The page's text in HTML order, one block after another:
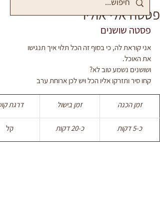
פסטה אלי אוליו
פסטה שושנים
אני קוראת לה, כי בסוף זה הכל תלוי איך תנגישו
את האוכל.
ושושנים נשמע טוב לא?
קחו סיר ותזרקו אליו הכל ויש לכן ארוחת ערב
זמן הכנה זמן בישול דרגת
כ-5 דקות כ-20 דקות קל